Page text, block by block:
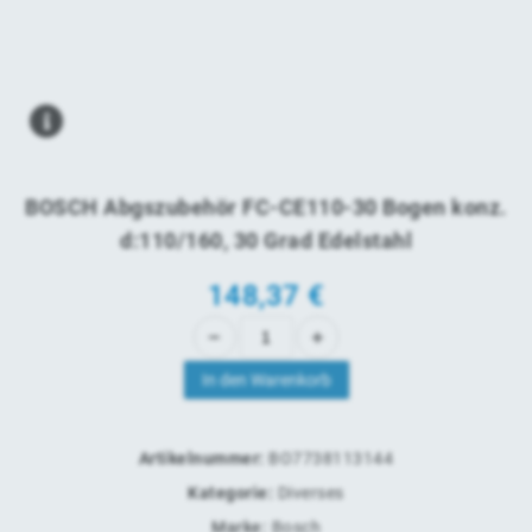
BOSCH Abgszubehör FC-CE110-30 Bogen konz.
d:110/160, 30 Grad Edelstahl
148,37€
In den Warenkorb
Artikelnummer: BO7738113144
Kategorie:
Diverses
Marke:
Bosch